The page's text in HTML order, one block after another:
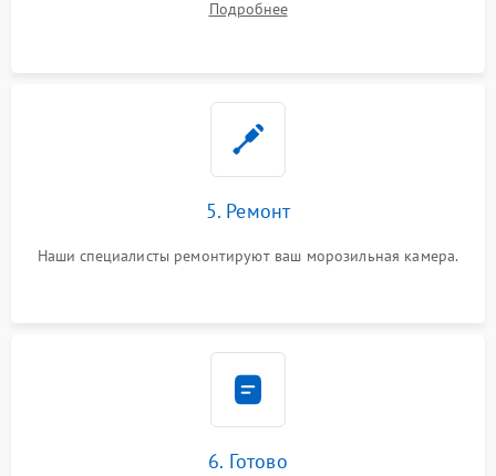
Подробнее
5. Ремонт
Наши специалисты ремонтируют ваш морозильная камера.
6. Готово